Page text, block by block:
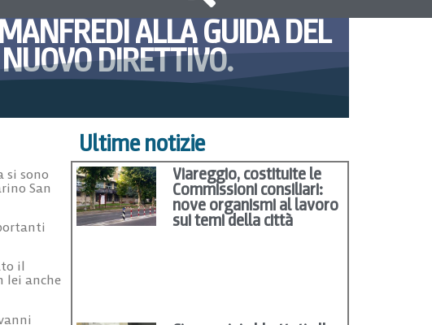
ALLA GUIDA DEL
NUOVO DIRETTIVO.
si sono
San
il
lei anche
Ultime notizie
Viareggio, costituite le
Commissioni consiliari:
nove organismi al lavoro
sui temi della città